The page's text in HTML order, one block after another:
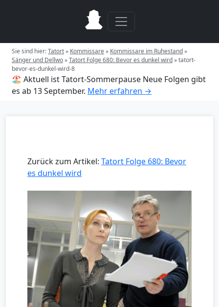
Sie sind hier:Tatort» Kommissare» Kommissare im Ruhestand»
Sänger und Dellwo»Tatort Folge 680: Bevor es dunkel wird»tatort-
bevor-es-dunkel-wird-8
🏖️ Aktuell ist Tatort-Sommerpause Neue Folgen gibt
es ab 13 September. Mehr erfahren →
Zurück zum Artikel: Tatort Folge 680: Bevor
es dunkel wird